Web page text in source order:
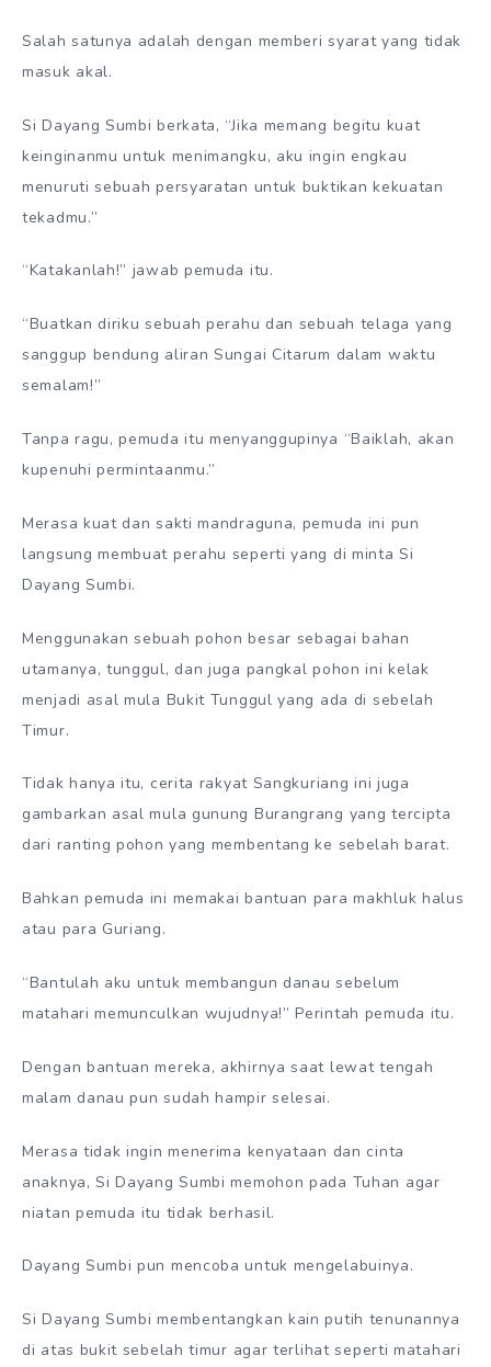
Salah satunya adalah dengan memberi syarat yang tidak
masuk akal.
Si Dayang Sumbi berkata, “Jika memang begitu kuat
keinginanmu untuk menimangku, aku ingin engkau
menuruti sebuah persyaratan untuk buktikan kekuatan
tekadmu.”
“Katakanlah!” jawab pemuda itu.
“Buatkan diriku sebuah perahu dan sebuah telaga yang
sanggup bendung aliran Sungai Citarum dalam waktu
semalam!”
Tanpa ragu, pemuda itu menyanggupinya “Baiklah, akan
kupenuhi permintaanmu.”
Merasa kuat dan sakti mandraguna, pemuda ini pun
langsung membuat perahu seperti yang di minta Si
Dayang Sumbi.
Menggunakan sebuah pohon besar sebagai bahan
utamanya, tunggul, dan juga pangkal pohon ini kelak
menjadi asal mula Bukit Tunggul yang ada di sebelah
Timur.
Tidak hanya itu, cerita rakyat Sangkuriang ini juga
gambarkan asal mula gunung Burangrang yang tercipta
dari ranting pohon yang membentang ke sebelah barat.
Bahkan pemuda ini memakai bantuan para makhluk halus
atau para Guriang.
“Bantulah aku untuk membangun danau sebelum
matahari memunculkan wujudnya!” Perintah pemuda itu.
Dengan bantuan mereka, akhirnya saat lewat tengah
malam danau pun sudah hampir selesai.
Merasa tidak ingin menerima kenyataan dan cinta
anaknya, Si Dayang Sumbi memohon pada Tuhan agar
niatan pemuda itu tidak berhasil.
Dayang Sumbi pun mencoba untuk mengelabuinya.
Si Dayang Sumbi membentangkan kain putih tenunannya
di atas bukit sebelah timur agar terlihat seperti matahari